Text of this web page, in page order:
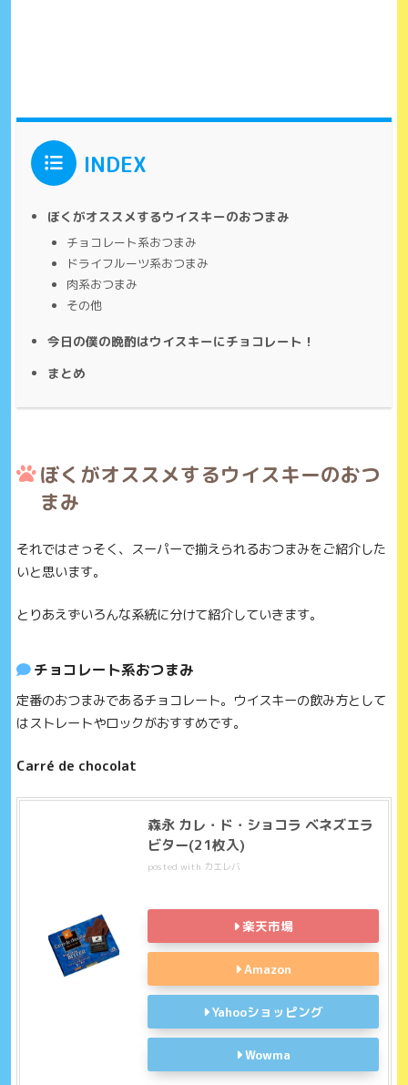
INDEX
ぼくがオススメするウイスキーのおつまみ
チョコレート系おつまみ
ドライフルーツ系おつまみ
肉系おつまみ
その他
今日の僕の晩酌はウイスキーにチョコレート！
まとめ
ぼくがオススメするウイスキーのおつ
まみ
それではさっそく、スーパーで揃えられるおつまみをご紹介した
いと思います。
とりあえずいろんな系統に分けて紹介していきます。
チョコレート系おつまみ
定番のおつまみであるチョコレート。ウイスキーの飲み方として
はストレートやロックがおすすめです。
Carré de chocolat
森永 カレ・ド・ショコラ ベネズエラ
ビター(21枚入)
posted with カエレバ
楽天市場
Amazon
Yahooショッピング
Wowma